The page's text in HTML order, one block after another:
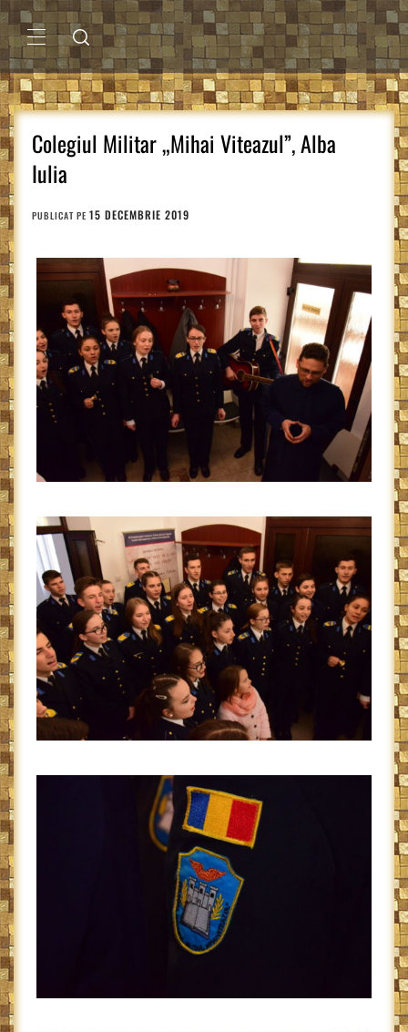
Sari
la
conținutMENIU
PRINCIPAL
Colegiul Militar „Mihai Viteazul”, Alba
Iulia
PUBLICAT PE 15 DECEMBRIE 2019